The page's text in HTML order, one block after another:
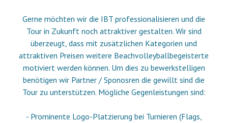
Gerne möchten wir die IBT professionalisieren und die
Tour in Zukunft noch attraktiver gestalten. Wir sind
überzeugt, dass mit zusätzlichen Kategorien und
attraktiven Preisen weitere Beachvolleyballbegeisterte
motiviert werden können. Um dies zu bewerkstelligen
benötigen wir Partner / Sponosren die gewillt sind die
Tour zu unterstützen. Mögliche Gegenleistungen sind:
- Prominente Logo-Platzierung bei Turnieren (Flags,